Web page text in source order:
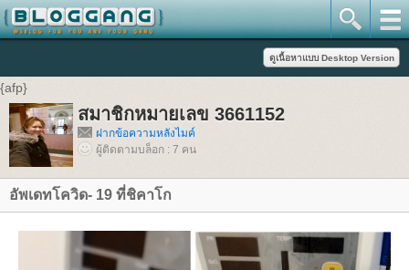
{afp}
สมาชิกหมายเลข 3661152
ฝากข้อความหลังไมค์
ผู้ติดตามบล็อก : 7 คน
อัพเดทโควิด- 19 ที่ชิคาโก